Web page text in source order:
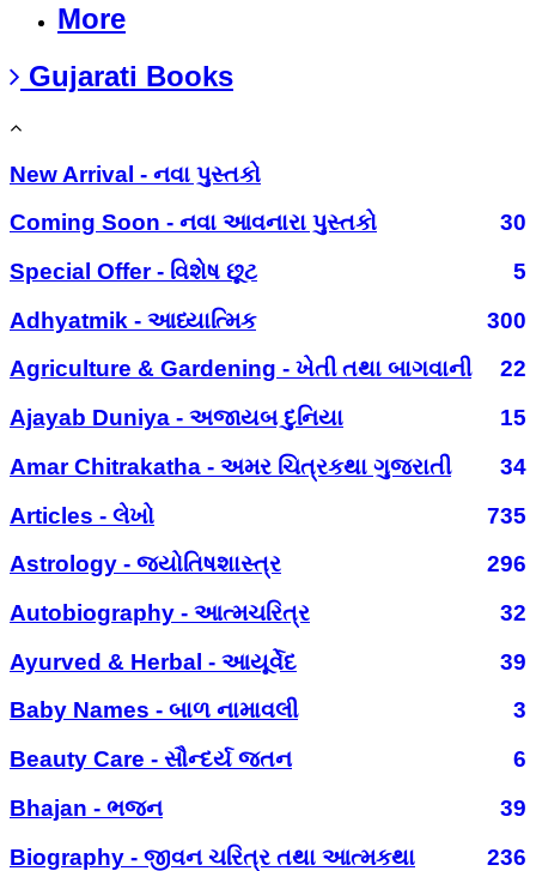
More
Gujarati Books
New Arrival - નવા પુસ્તકો
Coming Soon - નવા આવનારા પુસ્તકો
30
Special Offer - વિશેષ છૂટ
5
Adhyatmik - આધ્યાત્મિક
300
Agriculture & Gardening - ખેતી તથા બાગવાની
22
Ajayab Duniya - અજાયબ દુનિયા
15
Amar Chitrakatha - અમર ચિત્રકથા ગુજરાતી
34
Articles - લેખો
735
Astrology - જ્યોતિષશાસ્ત્ર
296
Autobiography - આત્મચરિત્ર
32
Ayurved & Herbal - આયૂર્વેદ
39
Baby Names - બાળ નામાવલી
3
Beauty Care - સૌન્દર્ય જતન
6
Bhajan - ભજન
39
Biography - જીવન ચરિત્ર તથા આત્મકથા
236